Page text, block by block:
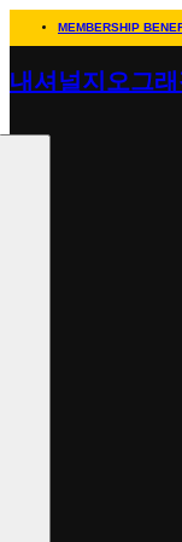
MEMBERSHIP
내셔널지오그래